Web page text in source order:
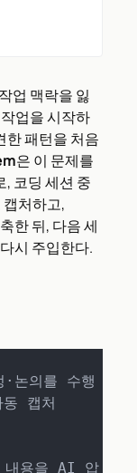
업 맥락을 잃
업을 시작하
한 패턴을 처음
은 이 문제를
코딩 세션 중
처하고,
한 뒤, 다음 세
시 주입한다.
논의를 수행
캡처
내용을 AI 압